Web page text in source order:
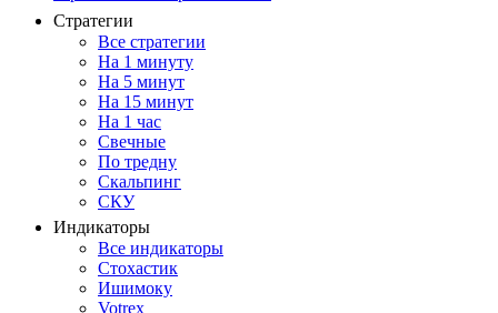
Стратегии
Все стратегии
На 1 минуту
На 5 минут
На 15 минут
На 1 час
Свечные
По тредну
Скальпинг
СКУ
Индикаторы
Все индикаторы
Стохастик
Ишимоку
Votrex